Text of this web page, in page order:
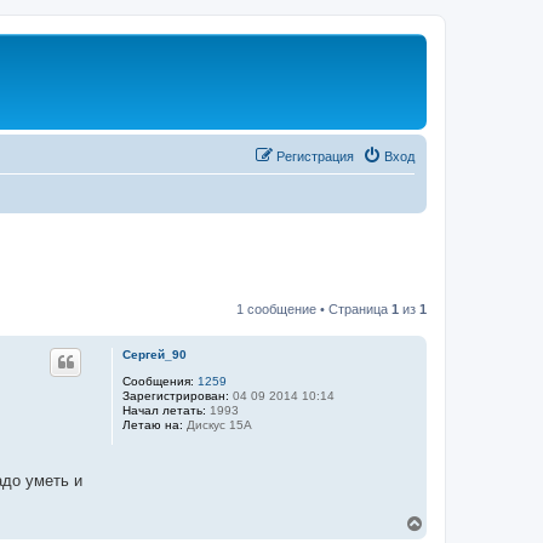
Вход
Регистрация
1 сообщение • Страница 1 из 1
Сергей_90
Сообщения: 1259
Зарегистрирован: 04 09 2014 10:14
Начал летать: 1993
Летаю на: Дискус 15А
уметь и